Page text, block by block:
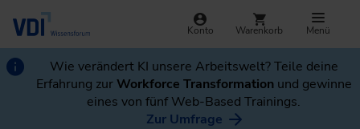
Konto Warenkorb Menü
Wie verändert KI unsere Arbeitswelt? Teile deine
Erfahrung zurWorkforce Transformation und gewinne
eines von fünf Web-Based Trainings.
Zur Umfrage